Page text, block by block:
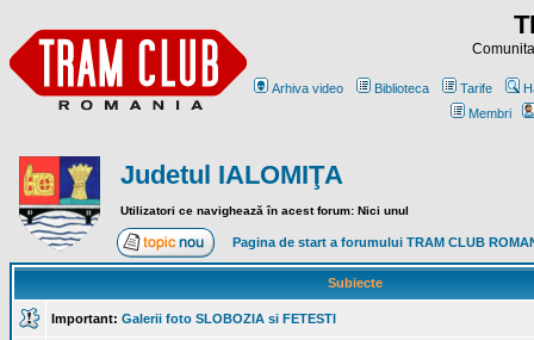
Arhiva video Biblioteca Tarife
Membri
Judetul IALOMIŢA
Utilizatori ce navighează în acest forum: Nici unul
Pagina de start a forumului TRAM CLUB
Subiecte
Important: Galerii foto SLOBOZIA si FETESTI